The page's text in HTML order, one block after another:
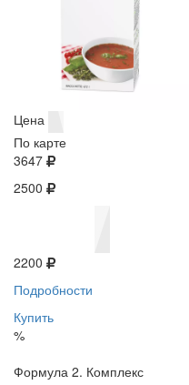
Цена
По карте
3647
2500
2200
Подробности
Купить
%
Формула 2. Комплекс